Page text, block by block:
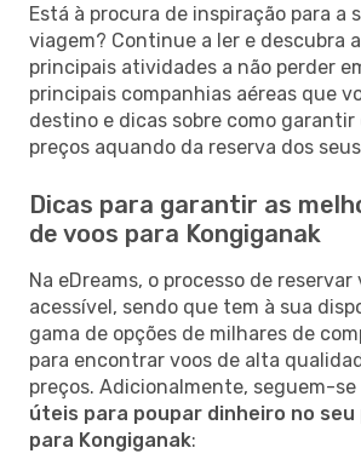
Está à procura de inspiração para a
viagem? Continue a ler e descubra
principais atividades a não perder
principais companhias aéreas que
destino e dicas sobre como garantir
preços aquando da reserva dos
Dicas para garantir as
de voos para Kongiganak
Na eDreams, o processo de reservar
acessível, sendo que tem à sua
gama de opções de milhares de
para encontrar voos de alta
preços. Adicionalmente, seguem-se
úteis para poupar dinheiro no seu
para Kongiganak: